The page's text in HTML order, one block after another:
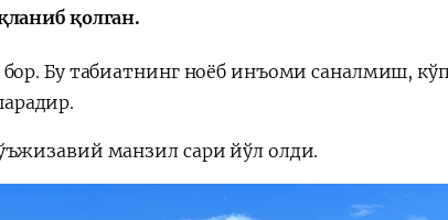
қолган.
Бу табиатнинг ноёб инъоми саналмиш,
манзил сари йўл олди.